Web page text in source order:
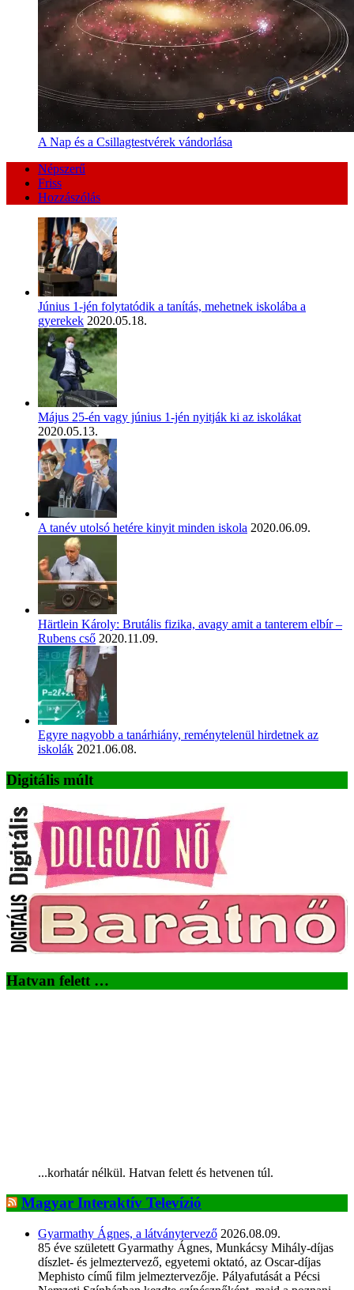
A Nap és a Csillagtestvérek vándorlása
Népszerű
Friss
Hozzászólás
Június 1-jén folytatódik a tanítás, mehetnek iskolába a
gyerekek 2020.05.18.
Május 25-én vagy június 1-jén nyitják ki az iskolákat
2020.05.13.
A tanév utolsó hetére kinyit minden iskola 2020.06.09.
Härtlein Károly: Brutális fizika, avagy amit a tanterem elbír –
Rubens cső 2020.11.09.
Egyre nagyobb a tanárhiány, reménytelenül hirdetnek az
iskolák 2021.06.08.
Digitális múlt
Hatvan felett …
...korhatár nélkül. Hatvan felett és hetvenen túl.
Magyar Interaktív Televízió
Gyarmathy Ágnes, a látványtervező 2026.08.09.
85 éve született Gyarmathy Ágnes, Munkácsy Mihály-díjas
díszlet- és jelmeztervező, egyetemi oktató, az Oscar-díjas
Mephisto című film jelmeztervezője. Pályafutását a Pécsi